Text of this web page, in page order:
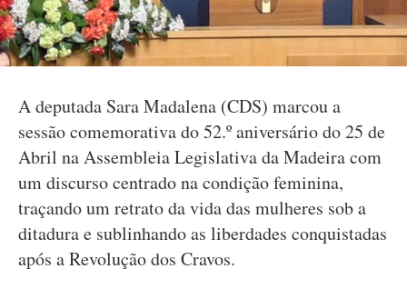
A deputada Sara Madalena (CDS) marcou a
sessão comemorativa do 52.º aniversário do 25 de
Abril na Assembleia Legislativa da Madeira com
um discurso centrado na condição feminina,
traçando um retrato da vida das mulheres sob a
ditadura e sublinhando as liberdades conquistadas
após a Revolução dos Cravos.